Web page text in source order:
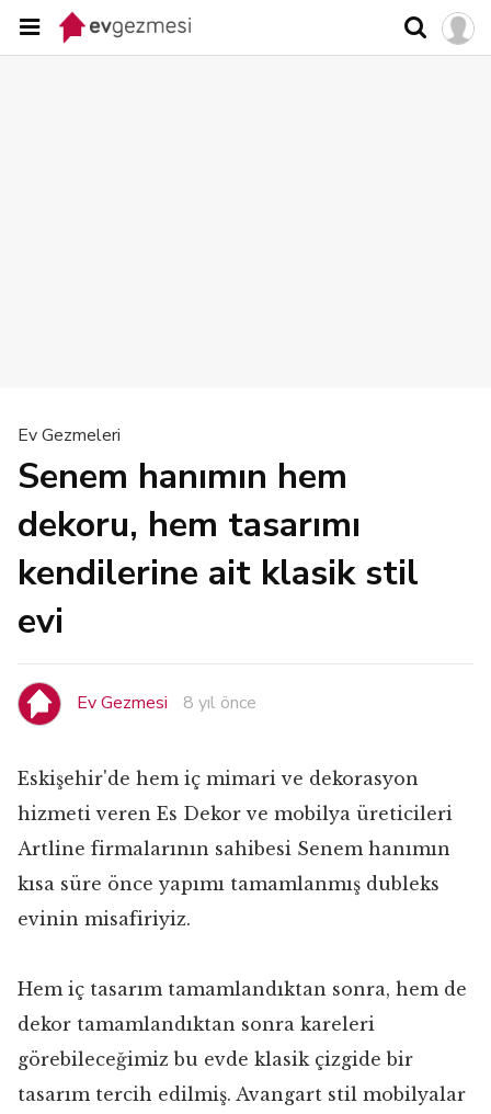
Ev Gezmeleri
Senem hanımın hem
dekoru, hem tasarımı
kendilerine ait klasik stil
evi
Ev Gezmesi 8 yıl önce
Eskişehir'de hem iç mimari ve dekorasyon
hizmeti veren Es Dekor ve mobilya üreticileri
Artline firmalarının sahibesi Senem hanımın
kısa süre önce yapımı tamamlanmış dubleks
evinin misafiriyiz.
Hem iç tasarım tamamlandıktan sonra, hem de
dekor tamamlandıktan sonra kareleri
görebileceğimiz bu evde klasik çizgide bir
tasarım tercih edilmiş. Avangart stil mobilyalar